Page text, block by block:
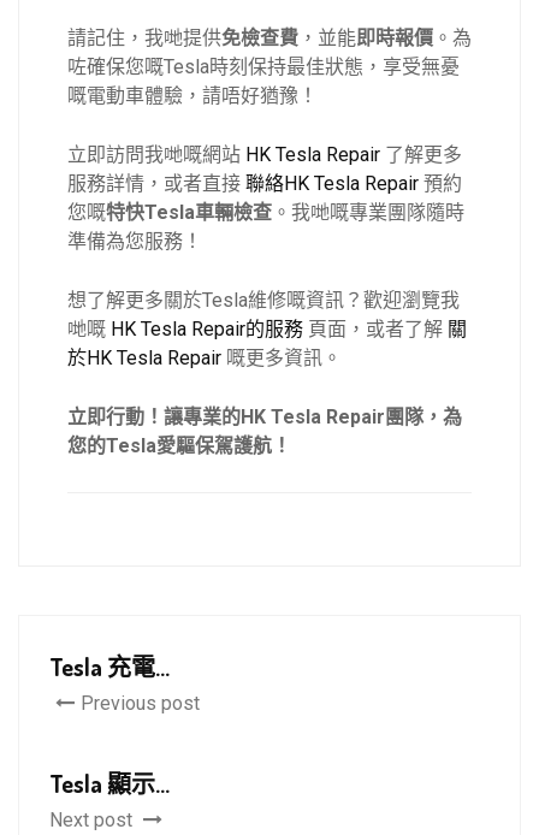
請記住，我哋提供免檢查費 ，並能即時報價 。為
咗確保您嘅Tesla時刻保持最佳狀態，享受無憂
嘅電動車體驗，請唔好猶豫！
立即訪問我哋嘅網站 HK Tesla Repair 了解更多
服務詳情，或者直接 聯絡HK Tesla Repair 預約
您嘅特快Tesla車輛檢查 。我哋嘅專業團隊隨時
準備為您服務！
想了解更多關於Tesla維修嘅資訊？歡迎瀏覽我
哋嘅 HK Tesla Repair的服務 頁面，或者了解 關
於HK Tesla Repair 嘅更多資訊。
立即行動！讓專業的HK Tesla Repair團隊，為
您的Tesla愛驅保駕護航！
Tesla 充電...
Previous post
Tesla 顯示...
Next post